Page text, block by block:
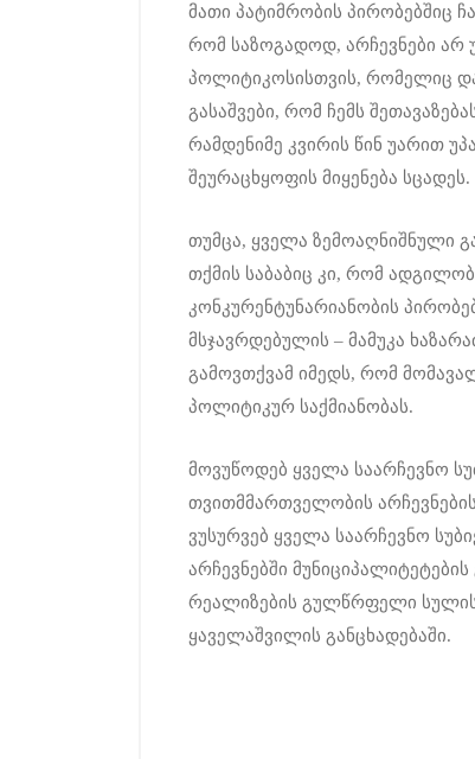
მათი პატიმრობის პირობებშიც
რომ საზოგადოდ, არჩევნები არ
პოლიტიკოსისთვის, რომელიც
გასაშვები, რომ ჩემს
რამდენიმე კვირის წინ უარით
შეურაცხყოფის მიყენება სცადეს.
თუმცა, ყველა ზემოაღნიშნული
თქმის საბაბიც კი, რომ
კონკურენტუნარიანობის
მსჯავრდებულის – მამუკა
გამოვთქვამ იმედს, რომ
პოლიტიკურ საქმიანობას.
მოვუწოდებ ყველა საარჩევნო
თვითმმართველობის
ვუსურვებ ყველა საარჩევნო
არჩევნებში
რეალიზების გულწრფელი
ყაველაშვილის განცხადებაში.